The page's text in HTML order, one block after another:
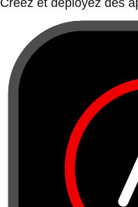
Créez et déployez des